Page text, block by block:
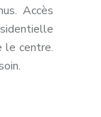
Accès
le centre.